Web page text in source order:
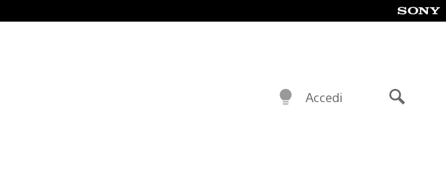
Accedi